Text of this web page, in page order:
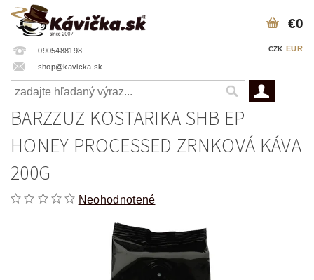
0905488198
shop@kavicka.sk
CZK EUR
€0
BARZZUZ KOSTARIKA SHB EP
HONEY PROCESSED ZRNKOVÁ KÁVA
200G
Neohodnotené